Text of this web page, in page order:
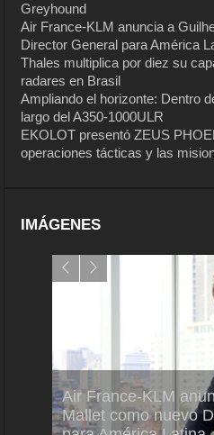
Greyhound
Air France-KLM anuncia a
Director General para América
Thales multiplica por diez su
radares en Brasil
Ampliando el horizonte: Dentro
largo del A350-1000ULR
EKOLOT presentó ZEUS
operaciones tácticas y las
IMÁGENES
Air France-KLM
Mallet como nuevo